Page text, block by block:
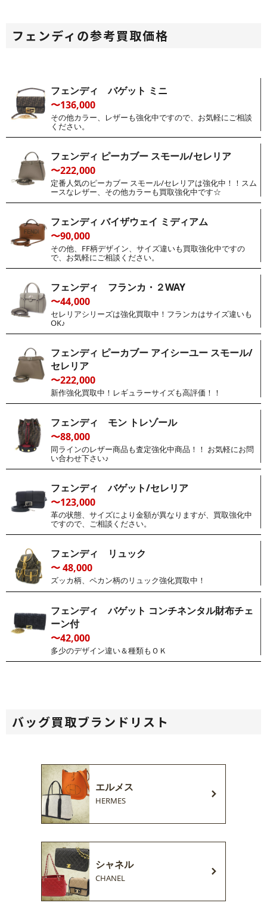
フェンディの参考買取価格
フェンディ バゲット ミニ
〜136,000
その他カラー、レザーも強化中ですので、お気軽にご相談
ください。
フェンディ ピーカブー スモール/セレリア
〜222,000
定番人気のピーカブー スモール/セレリアは強化中！！スム
ースなレザー、その他カラーも買取強化中です☆
フェンディ バイザウェイ ミディアム
〜90,000
その他、FF柄デザイン、サイズ違いも買取強化中ですの
で、お気軽にご相談ください。
フェンディ フランカ・２WAY
〜44,000
セレリアシリーズは強化買取中！フランカはサイズ違いも
OK♪
フェンディ ピーカブー アイシーユー スモール/
セレリア
〜222,000
新作強化買取中！レギュラーサイズも高評価！！
フェンディ モン トレゾール
〜88,000
同ラインのレザー商品も査定強化中商品！！ お気軽にお問
い合わせ下さい♪
フェンディ バゲット/セレリア
〜123,000
革の状態、サイズにより金額が異なりますが、買取強化中
ですので、ご相談ください。
フェンディ リュック
〜 48,000
ズッカ柄、ペカン柄のリュック強化買取中！
フェンディ バゲット コンチネンタル財布チェ
ーン付
〜42,000
多少のデザイン違い＆種類もＯＫ
バッグ買取ブランドリスト
エルメス
HERMES
シャネル
CHANEL